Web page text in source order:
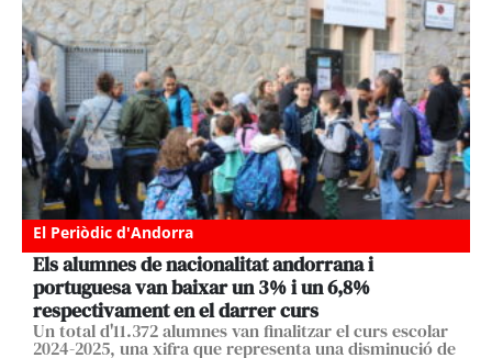
El Periòdic d'Andorra
Els alumnes de nacionalitat andorrana i
portuguesa van baixar un 3% i un 6,8%
respectivament en el darrer curs
Un total d'11.372 alumnes van finalitzar el curs escolar
2024-2025, una xifra que representa una disminució de